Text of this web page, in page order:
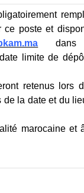
ce poste et
limite de
retenus lors
de la date et du
marocaine et